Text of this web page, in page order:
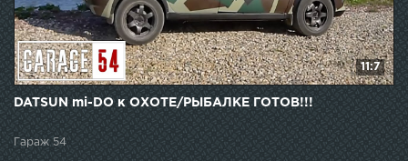
11:7
DATSUN mi-DO к ОХОТЕ/РЫБАЛКЕ ГОТОВ!!!
Гараж 54